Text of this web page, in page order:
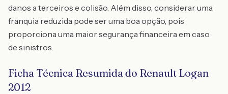
danos a terceiros e colisão. Além disso, considerar uma
franquia reduzida pode ser uma boa opção, pois
proporciona uma maior segurança financeira em caso
de sinistros.
Ficha Técnica Resumida do Renault Logan
2012